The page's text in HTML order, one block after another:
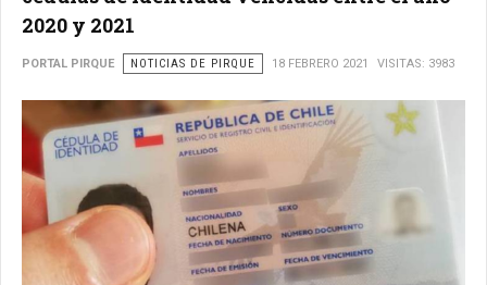
2020 y 2021
PORTAL PIRQUE NOTICIAS DE PIRQUE 18 FEBRERO 2021 VISITAS: 3983